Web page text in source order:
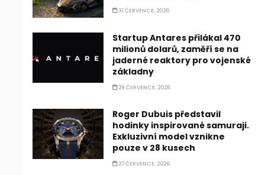
31 ČERVENCE, 2026
Startup Antares přilákal 470
milionů dolarů, zaměří se na
jaderné reaktory pro vojenské
základny
29 ČERVENCE, 2026
Roger Dubuis představil
hodinky inspirované samuraji.
Exkluzivní model vznikne
pouze v 28 kusech
27 ČERVENCE, 2026